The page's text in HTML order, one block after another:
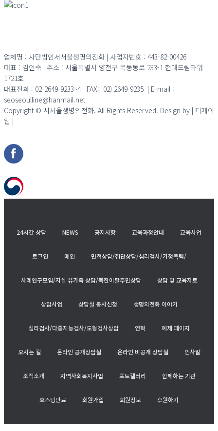
업체명 : 사단법인서서울생명의전화 | 사업자번호 : 443-82-00426
대표 : 김인숙 | 주소 : 서울특별시 양천구 목동동로 233-1 현대드림타워
1721호
대표전화 : 02-2649-9233~4 FAX: 02) 2649-9235 | E-mail :
seoseoulline@hanmail.net
Copyright © 서서울생명의전화. All Rights Reserved. Design by | 티제이
웹 |
24시간 상담 NEWS 공지사항 교육과정안내 교육사업
로그인 메인 면접상담/집단상담/심리검사/가정폭력/
사례연구모임/자살 유가족 상담/북한이탈주민상담 상담 및 교육자료
상담사업 상담실 봉사신청 생명의전화 이야기
심리검사/다중지능검사/도형검사상담 연혁 예제 페이지
오시는 길 온라인 공개상담실 온라인 비공개 상담실 인사말
조직소개 지역사회복지사업 포토갤러리 함께하는 기관
호스팅만료 회원가입 회원정보 후원하기